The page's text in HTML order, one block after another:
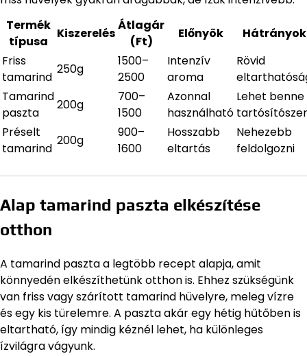
Termék
típusa
Kiszerelés
Átlagár
(Ft)
Előnyök
Hátrányok
Friss
tamarind
250g
1500–
2500
Intenzív
aroma
Rövid
Tamarind
paszta
200g
700–
1500
Azonnal
használható
Lehet benne
tartósítószer
Préselt
tamarind
200g
900–
1600
Hosszabb
eltartás
Nehezebb
feldolgozni
Alap tamarind paszta elkészítése
otthon
A tamarind paszta a legtöbb recept alapja, amit
könnyedén elkészíthetünk otthon is. Ehhez szükségünk
van friss vagy szárított tamarind hüvelyre, meleg vízre
és egy kis türelemre. A paszta akár egy hétig hűtőben is
eltartható, így mindig kéznél lehet, ha különleges
ízvilágra vágyunk.